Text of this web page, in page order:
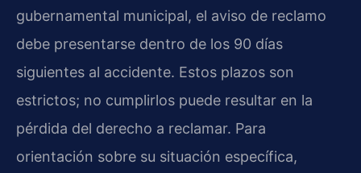
gubernamental municipal, el aviso de reclamo
debe presentarse dentro de los 90 días
siguientes al accidente. Estos plazos son
estrictos; no cumplirlos puede resultar en la
pérdida del derecho a reclamar. Para
orientación sobre su situación específica,